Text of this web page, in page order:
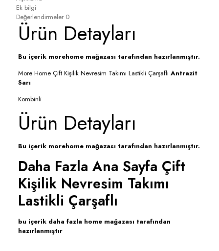
Ek bilgi
Değerlendirmeler 0
Ürün Detayları
Bu içerik morehome mağazası tarafından hazırlanmıştır.
More Home Çift Kişilik Nevresim Takımı Lastikli Çarşaflı Antrazit
Sarı
Kombinli
Ürün Detayları
Bu içerik morehome mağazası tarafından hazırlanmıştır.
Daha Fazla Ana Sayfa Çift
Kişilik Nevresim Takımı
Lastikli Çarşaflı
bu içerik daha fazla home mağazası tarafından
hazırlanmıştır